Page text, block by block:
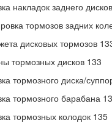
накладок заднего
тормозов задних
дисковых тормозов
тормозных дисков 133
тормозного диска/
тормозного барабана
тормозных колодок 135